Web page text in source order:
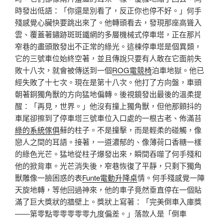
時發出低語：「你還是別看了，反正你也停不好。」何手
殘感覺心臟快要跳出來了。他轉頭看去，發現那座高聳入
雲、覆蓋著鏽跡斑斑鐵網的多層機械式停車塔，正在那片
窄巷的盡頭散發出不正常的綠光。這棟停車塔是個異類，
它的三號車位始終空著，並且傳說只要有人敢在它面前失
敗十八次，就會被傳送到一個ROG電競椅泊車地獄。他已
經失敗了十七次。現在是第十八次。他打了方向盤，車頭
朝著銅獨角獸的方向猛地偏轉。後視鏡發出最後的溫柔提
醒：「再見，世界。」他沒有撞上獨角獸，但他那顫抖的
車尾卻擦到了停車塔三號車位入口處的一根古老、佈滿苔
綠的系統傢俱蘚的柱子。不是撞擊，而是輕柔的碰觸，像
戀人之間的耳語。接著，一道濃郁的、像薄荷口香糖一樣
的綠色光芒。猛地從柱子爆發出來，瞬間吞噬了何手殘和
他的掀背車。光芒消失後，窄巷恢復了平靜，只剩下獨角
獸雕像一臉困惑的表Funte電動升降桌情。何手殘感覺一陣
天旋地轉，等他回過神來，他的車子竟然垂直停在一個貼
滿了巨大獎狀的牆壁上。獎狀上寫著：「完美倒車入庫獎
——第零點零零零零零九度偏差。」落款人是「倒車